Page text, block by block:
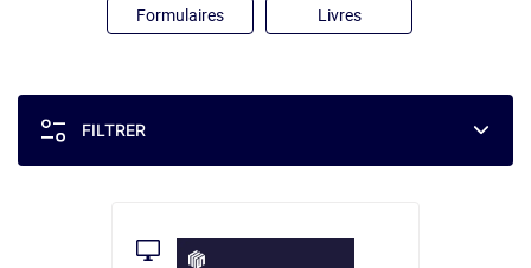
Formulaires Livres
FILTRER